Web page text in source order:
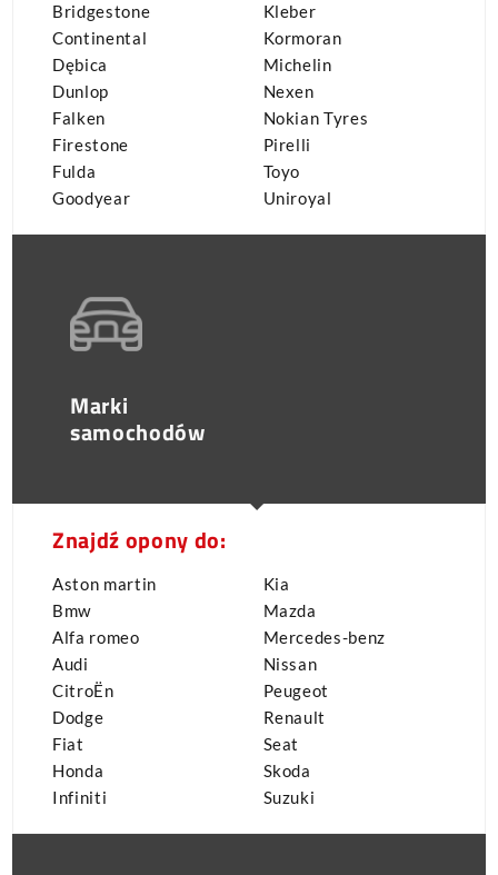
Bridgestone
Continental
Dębica
Dunlop
Falken
Firestone
Fulda
Goodyear
Kleber
Kormoran
Michelin
Nexen
Nokian Tyres
Pirelli
Toyo
Uniroyal
Marki
samochodów
Znajdź opony do:
Aston martin
Bmw
Alfa romeo
Audi
CitroËn
Dodge
Fiat
Honda
Infiniti
Kia
Mazda
Mercedes-benz
Nissan
Peugeot
Renault
Seat
Skoda
Suzuki